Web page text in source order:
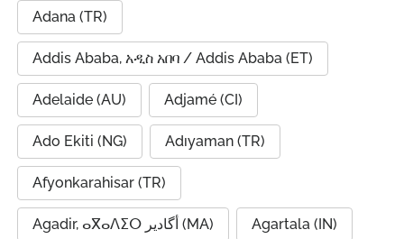
Adana (TR)
Addis Ababa, አዲስ አበባ / Addis Ababa (ET)
Adelaide (AU) Adjamé (CI)
Ado Ekiti (NG) Adıyaman (TR)
Afyonkarahisar (TR)
Agadir, ⴰⴳⴰⴷⵉⵔ أگادیر (MA) Agartala (IN)